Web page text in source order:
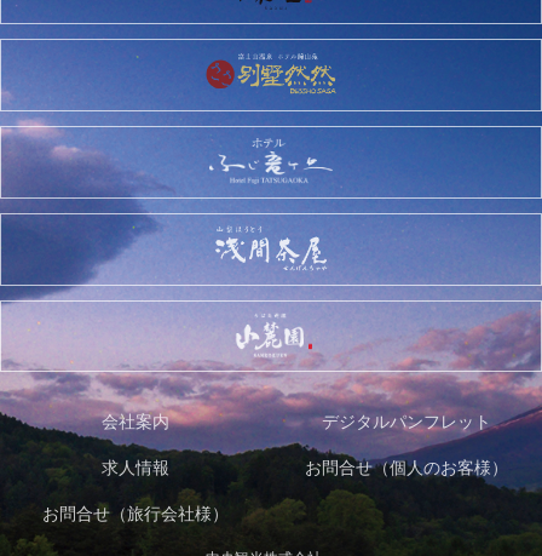
会社案内 デジタルパンフレット
求人情報 お問合せ（個人のお客様）
お問合せ（旅行会社様）